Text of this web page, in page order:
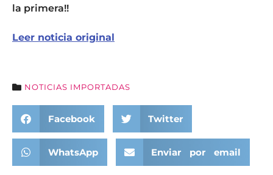
la primera!!
Leer noticia original
NOTICIAS IMPORTADAS
Facebook Twitter
WhatsApp Enviar por email